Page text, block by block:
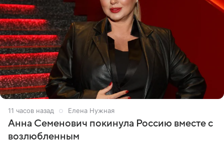
11 часов назад Елена Нужная
Анна Семенович покинула Россию вместе с
возлюбленным